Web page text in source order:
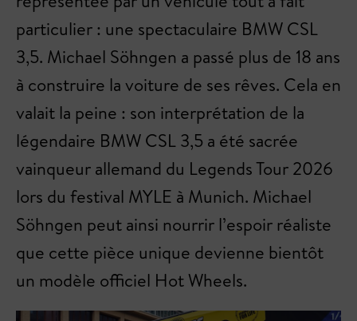
particulier : une spectaculaire BMW CSL
3,5. Michael Söhngen a passé plus de 18 ans
à construire la voiture de ses rêves. Cela en
valait la peine : son interprétation de la
légendaire BMW CSL 3,5 a été sacrée
vainqueur allemand du Legends Tour 2026
lors du festival MYLE à Munich. Michael
Söhngen peut ainsi nourrir l’espoir réaliste
que cette pièce unique devienne bientôt
un modèle officiel Hot Wheels.